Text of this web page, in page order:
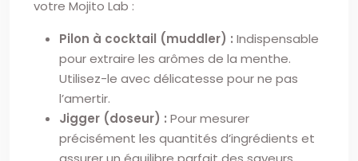
votre Mojito Lab :
Pilon à cocktail (muddler) : Indispensable
pour extraire les arômes de la menthe.
Utilisez-le avec délicatesse pour ne pas
l’amertir.
Jigger (doseur) : Pour mesurer
précisément les quantités d’ingrédients et